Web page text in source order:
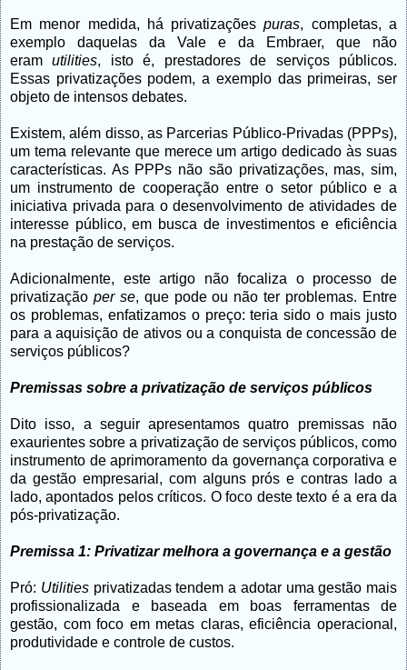
Em menor medida, há privatizaçõespuras, completas, a
exemplo daquelas da Vale e da Embraer, que não
eramutilities, isto é, prestadores de serviços públicos.
Essas privatizações podem, a exemplo das primeiras, ser
objeto de intensos debates.
Existem, além disso, as Parcerias Público-Privadas (PPPs),
um tema relevante que merece um artigo dedicado às suas
características. As PPPs não são privatizações, mas, sim,
um instrumento de cooperação entre o setor público e a
iniciativa privada para o desenvolvimento de atividades de
interesse público, em busca de investimentos e eficiência
na prestação de serviços.
Adicionalmente, este artigo não focaliza o processo de
privatização per se, que pode ou não ter problemas. Entre
os problemas, enfatizamos o preço: teria sido o mais justo
para a aquisição de ativos ou a conquista de concessão de
serviços públicos?
Premissas sobre a privatização de serviços públicos
Dito isso, a seguir apresentamos quatro premissas não
exaurientes sobre a privatização de serviços públicos, como
instrumento de aprimoramento da governança corporativa e
da gestão empresarial, com alguns prós e contras lado a
lado, apontados pelos críticos. O foco deste texto é a era da
pós-privatização.
Premissa 1: Privatizar melhora a governança e a gestão
Pró: Utilities privatizadas tendem a adotar uma gestão mais
profissionalizada e baseada em boas ferramentas de
gestão, com foco em metas claras, eficiência operacional,
produtividade e controle de custos.